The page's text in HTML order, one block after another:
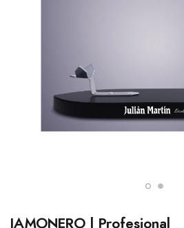
JAMONERO | Profesional